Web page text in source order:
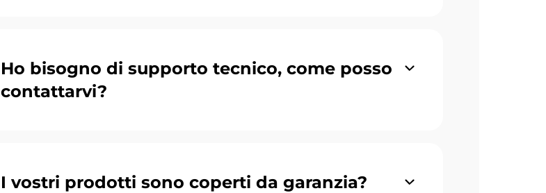
Ho bisogno di supporto tecnico, come posso
contattarvi?
I vostri prodotti sono coperti da garanzia?